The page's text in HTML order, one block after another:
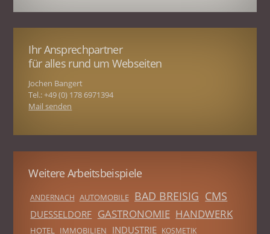
Ihr Ansprechpartner
für alles rund um Webseiten
Jochen Bangert
Tel.: +49 (0) 178 6971394
Mail senden
Weitere Arbeitsbeispiele
ANDERNACH AUTOMOBILE BAD BREISIG CMS
DUESSELDORF GASTRONOMIE HANDWERK
HOTEL IMMOBILIEN INDUSTRIE KOSMETIK